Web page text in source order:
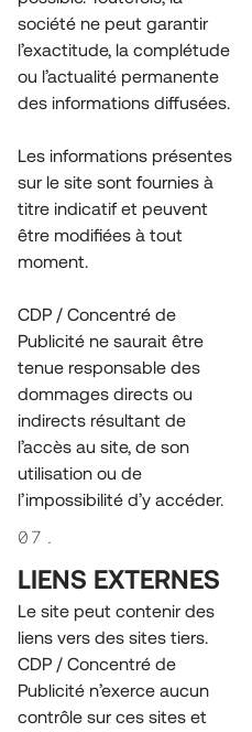
société ne peut garantir
l’exactitude, la complétude
ou l’actualité permanente
des informations diffusées.
Les informations présentes
sur le site sont fournies à
titre indicatif et peuvent
être modifiées à tout
moment.
CDP / Concentré de
Publicité ne saurait être
tenue responsable des
dommages directs ou
indirects résultant de
l’accès au site, de son
utilisation ou de
l’impossibilité d’y accéder.
07.
LIENS EXTERNES
Le site peut contenir des
liens vers des sites tiers.
CDP / Concentré de
Publicité n’exerce aucun
contrôle sur ces sites et